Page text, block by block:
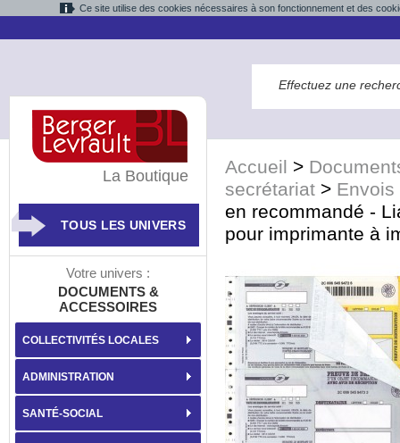
Ce site utilise des cookies nécessaires à son fonctionnement et des
Accueil >
secrétariat > Envois
en recommandé -
pour imprimante à
La Boutique
TOUS LES UNIVERS
Votre univers :
DOCUMENTS &
ACCESSOIRES
COLLECTIVITÉS LOCALES
ADMINISTRATION
SANTÉ-SOCIAL